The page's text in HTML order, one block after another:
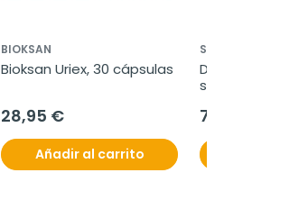
BIOKSAN
Bioksan Uriex, 30 cápsulas
28,95 €
Añadir al carrito
SEID
Diorren Stop
sobres 3,25 g
7,20 €